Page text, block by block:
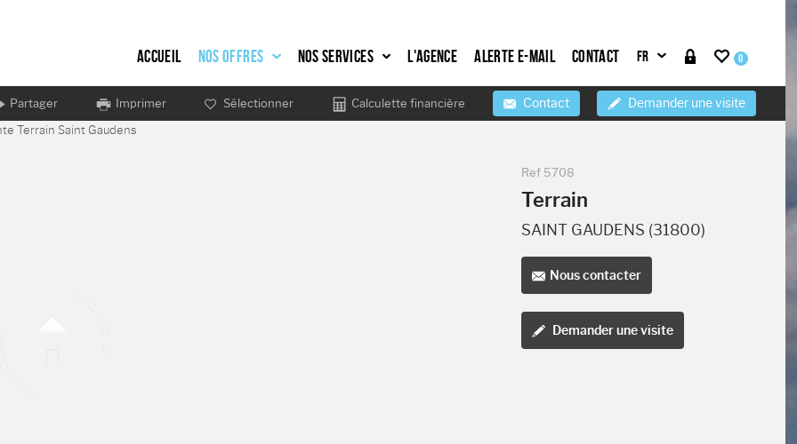
Accueil Nos offres Nos services L'agence Alerte e-mail Contact 0
Partager Imprimer Sélectionner Calculette financière Contact Demander une visite
Ref 5708
Terrain
SAINT GAUDENS (31800)
Nous contacter
Demander une visite